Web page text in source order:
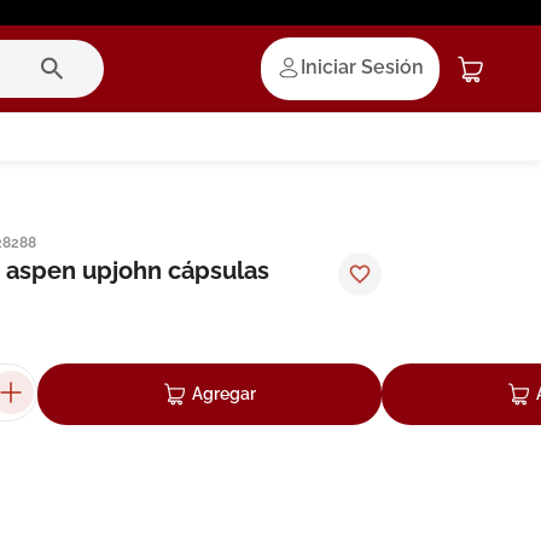
Iniciar Sesión
upjohn cápsulas
Agregar